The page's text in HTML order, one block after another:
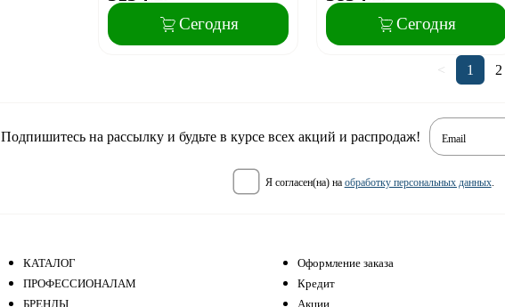
Сегодня Сегодня
< 1 2
Подпишитесь на рассылку и будьте в курсе всех акций и распродаж! Email
я согласен(на) на обработку персональных данных.
КАТАЛОГ
ПРОФЕССИОНАЛАМ
БРЕНДЫ
Оформление заказа
Кредит
Акции